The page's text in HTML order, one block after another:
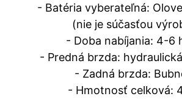
- Batéria vyberateľná:
(nie je súčasťou
- Doba nabíjania: 4-6
- Predná brzda:
- Zadná brzda:
- Hmotnosť celková: